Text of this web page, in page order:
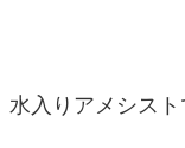
入りアメシスト